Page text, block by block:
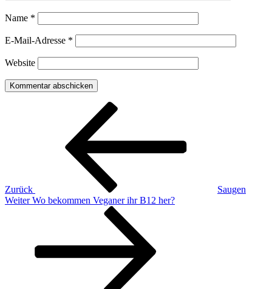
Name *
E-Mail-Adresse *
Website
Beitragsnavigation
Zurück
Saugen
Nächster
Weiter Wo bekommen Veganer ihr B12 her?